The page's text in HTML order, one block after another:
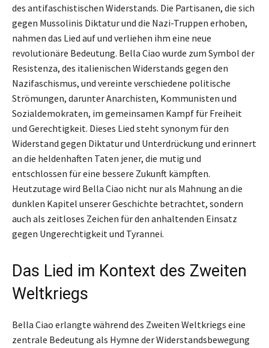
des antifaschistischen Widerstands. Die Partisanen, die sich
gegen Mussolinis Diktatur und die Nazi-Truppen erhoben,
nahmen das Lied auf und verliehen ihm eine neue
revolutionäre Bedeutung. Bella Ciao wurde zum Symbol der
Resistenza, des italienischen Widerstands gegen den
Nazifaschismus, und vereinte verschiedene politische
Strömungen, darunter Anarchisten, Kommunisten und
Sozialdemokraten, im gemeinsamen Kampf für Freiheit
und Gerechtigkeit. Dieses Lied steht synonym für den
Widerstand gegen Diktatur und Unterdrückung und erinnert
an die heldenhaften Taten jener, die mutig und
entschlossen für eine bessere Zukunft kämpften.
Heutzutage wird Bella Ciao nicht nur als Mahnung an die
dunklen Kapitel unserer Geschichte betrachtet, sondern
auch als zeitloses Zeichen für den anhaltenden Einsatz
gegen Ungerechtigkeit und Tyrannei.
Das Lied im Kontext des Zweiten
Weltkriegs
Bella Ciao erlangte während des Zweiten Weltkriegs eine
zentrale Bedeutung als Hymne der Widerstandsbewegung